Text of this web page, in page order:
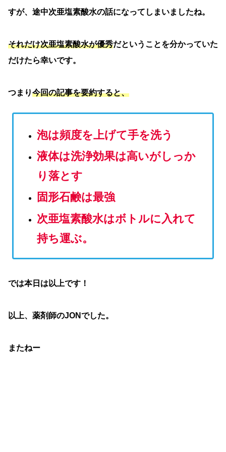
すが、途中次亜塩素酸水の話になってしまいましたね。
それだけ次亜塩素酸水が優秀だということを分かっていた
だけたら幸いです。
つまり今回の記事を要約すると、
泡は頻度を上げて手を洗う
液体は洗浄効果は高いがしっか
り落とす
固形石鹸は最強
次亜塩素酸水はボトルに入れて
持ち運ぶ。
では本日は以上です！
以上、薬剤師のJONでした。
またねー